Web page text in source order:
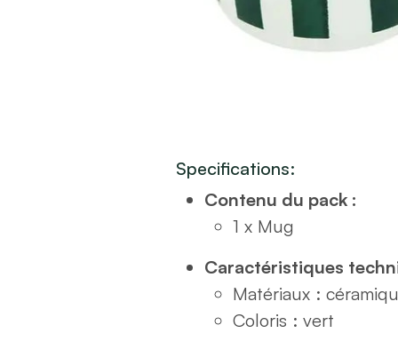
Specifications:
Contenu du pack :
1 x Mug
Caractéristiques
Matériaux :
Coloris : vert